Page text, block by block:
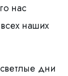
нас
наших
дни